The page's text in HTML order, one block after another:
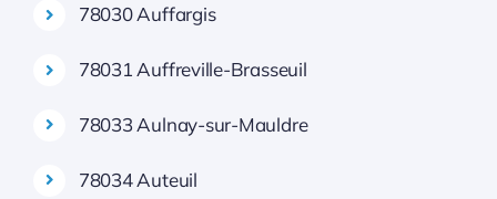
78030 Auffargis
78031 Auffreville-Brasseuil
78033 Aulnay-sur-Mauldre
78034 Auteuil